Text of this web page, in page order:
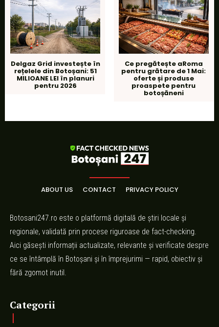
Delgaz Grid investește în
rețelele din Botoșani: 51
MILIOANE LEI în planuri
pentru 2026
Ce pregătește aRoma
pentru grătare de 1 Mai:
oferte și produse
proaspete pentru
botoșăneni
ABOUT US CONTACT PRIVACY POLICY
Botosani247.ro este o platformă digitală de știri locale și
regionale, validată prin procese riguroase de fact-checking.
Aici găsești informații actualizate, relevante și verificate despre
ce se întâmplă în Botoșani și în împrejurimi — rapid, obiectiv și
fără zgomot inutil.
Categorii